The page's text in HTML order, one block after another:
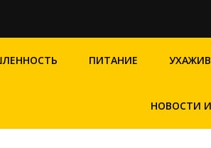
ПИТАНИЕ
НОВОСТИ